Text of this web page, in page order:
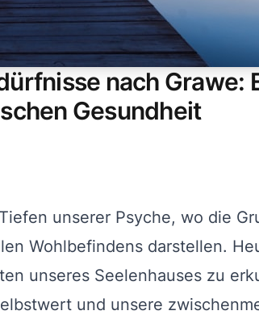
nach Grawe:
Gesundheit
unserer Psyche, wo die
Wohlbefindens darstellen.
unseres Seelenhauses zu
und unsere